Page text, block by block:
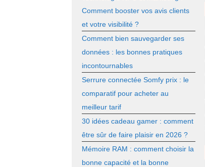
Comment booster vos avis clients
et votre visibilité ?
Comment bien sauvegarder ses
données : les bonnes pratiques
incontournables
Serrure connectée Somfy prix : le
comparatif pour acheter au
meilleur tarif
30 idées cadeau gamer : comment
être sûr de faire plaisir en 2026 ?
Mémoire RAM : comment choisir la
bonne capacité et la bonne